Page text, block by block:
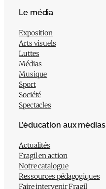
Le média
Exposition
Arts visuels
Luttes
Médias
Musique
Sport
Société
Spectacles
L’éducation aux médias
Actualités
Fragil en action
Notre catalogue
Ressources pédagogiques
Faire intervenir Fragil